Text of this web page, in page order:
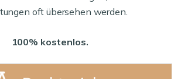
oft übersehen werden.
100% kostenlos.